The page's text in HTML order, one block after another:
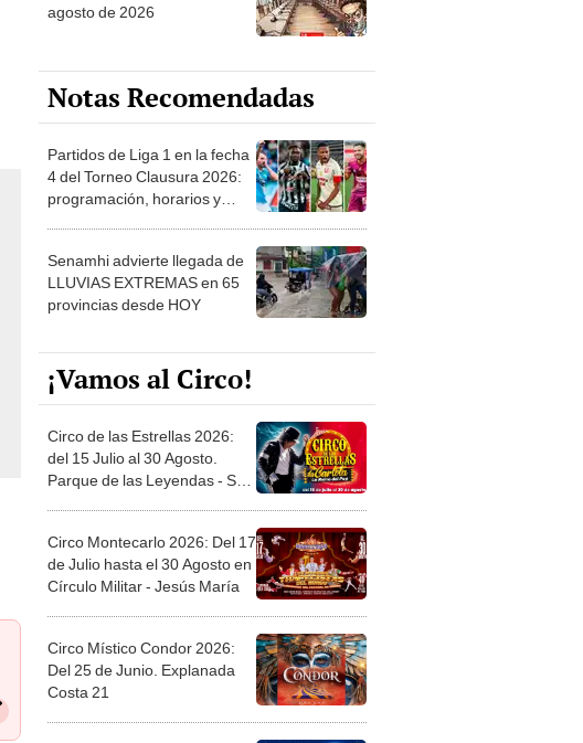
agosto de 2026
Notas Recomendadas
Partidos de Liga 1 en la fecha
4 del Torneo Clausura 2026:
programación, horarios y
Senamhi advierte llegada de
LLUVIAS EXTREMAS en 65
provincias desde HOY
¡Vamos al Circo!
Circo de las Estrellas 2026:
del 15 Julio al 30 Agosto.
Parque de las Leyendas - San
Circo Montecarlo 2026: Del 17
de Julio hasta el 30 Agosto en
Círculo Militar - Jesús María
Circo Místico Condor 2026:
Del 25 de Junio. Explanada
Costa 21